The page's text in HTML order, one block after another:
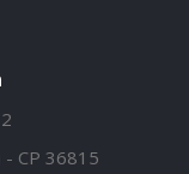
- CP 36815